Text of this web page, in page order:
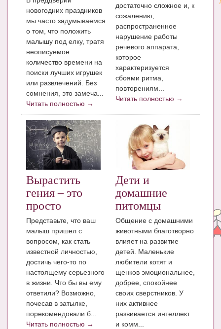
СЕРВИСЫ И ПРИЛОЖЕНИЯ
Сервис. Оценка роста и веса ребенка
Приложения для Android
Полезные ссылки
Опросы
НОВОСТИ ЛОПОТУНА
Блог Администратора
О проекте
Сотрудничество. Авторам
новогодних праздников
мы часто задумываемся
о том, что положить
малышу под елку, тратя
неописуемое
количество времени на
поиски лучших игрушек
или развлечений. Без
сомнения, это замеча...
Читать полностью →
достаточно сложное и, к
сожалению,
распространенное
нарушение работы
речевого аппарата,
которое
характеризуется
сбоями ритма,
повторениям...
Читать полностью →
Вырастить
гения – это
просто
Представьте, что ваш
малыш пришел с
вопросом, как стать
известной личностью,
достичь чего-то по
настоящему серьезного
в жизни. Что бы вы ему
ответили? Возможно,
почесав в затылке,
порекомендовали б...
Читать полностью →
Дети и
домашние
питомцы
Общение с домашними
животными благотворно
влияет на развитие
детей. Маленькие
любители котят и
щенков эмоциональнее,
добрее, спокойнее
своих сверстников. У
них активнее
развивается интеллект
и комм...